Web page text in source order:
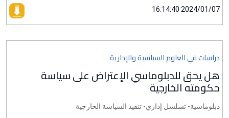
2024/01/07 16:14:40
دراسات في العلوم السياسية والإدارية
هل يحق للدبلوماسي الإعتراض على سياسة
حكومته الخارجية
دبلوماسية- تسلسل إداري- تنفيذ السياسة الخارجية